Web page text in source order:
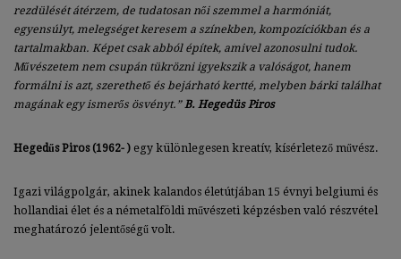
rezdülését átérzem, de tudatosan női szemmel a harmóniát,
egyensúlyt, melegséget keresem a színekben, kompozíciókban és a
tartalmakban. Képet csak abból építek, amivel azonosulni tudok.
Művészetem nem csupán tükrözni igyekszik a valóságot, hanem
formálni is azt, szerethető és bejárható kertté, melyben bárki találhat
magának egy ismerős ösvényt.”B. Hegedüs Piros
Hegedűs Piros (1962- ) egy különlegesen kreatív, kísérletező művész.
Igazi világpolgár, akinek kalandos életútjában 15 évnyi belgiumi és
hollandiai élet és a németalföldi művészeti képzésben való részvétel
meghatározó jelentőségű volt.